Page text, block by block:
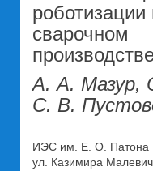
роботизации
сварочном
А. А. Мазур,
С. В.
ИЭС им. Е. О. Патона
ул. Казимира